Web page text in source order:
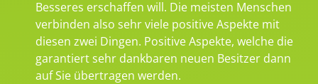
Besseres erschaffen will. Die meisten Menschen
verbinden also sehr viele positive Aspekte mit
diesen zwei Dingen. Positive Aspekte, welche die
garantiert sehr dankbaren neuen Besitzer dann
auf Sie übertragen werden.